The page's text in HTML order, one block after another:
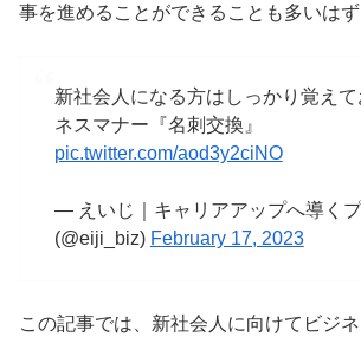
事を進めることができることも多いはず
新社会人になる方はしっかり覚え
ネスマナー『名刺交換』
pic.twitter.com/aod3y2ciNO
— えいじ｜キャリアアップへ導く
(@eiji_biz) February 17, 2023
この記事では、新社会人に向けてビジ